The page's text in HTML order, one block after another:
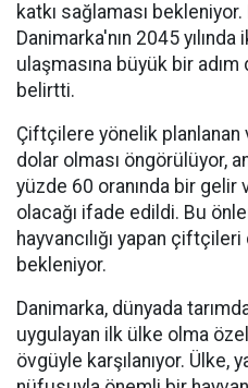
katkı sağlaması bekleniyor.
Danimarka'nın 2045
ulaşmasına büyük bir adım
belirtti.
Çiftçilere yönelik planlanan
dolar olması öngörülüyor,
yüzde 60 oranında bir
olacağı ifade edildi. Bu
hayvancılığı yapan
bekleniyor.
Danimarka, dünyada
uygulayan ilk ülke olma
övgüyle karşılanıyor. Ülke,